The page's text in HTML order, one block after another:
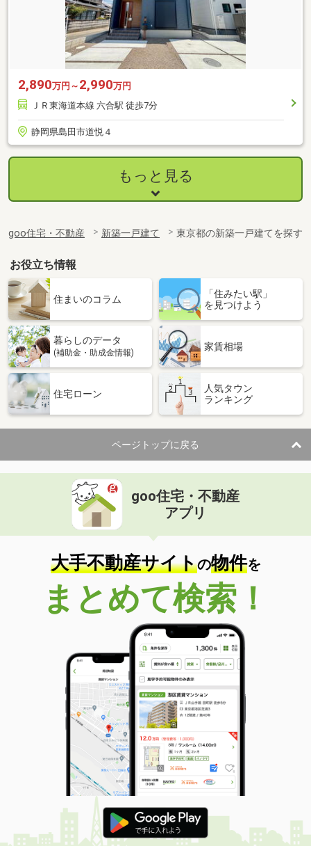
2,890万円～ 2,990万円
ＪＲ東海道本線 六合駅 徒歩7分
静岡県島田市道悦４
もっと見る
goo住宅・不動産 新築一戸建て 東京都の新築一戸建てを探す
お役立ち情報
住まいのコラム
「住みたい駅」
を見つけよう
暮らしのデータ
(補助金・助成金情報)
家賃相場
住宅ローン
人気タウン
ランキング
ページトップに戻る
goo住宅・不動産
アプリ
大手不動産サイトの物件を
まとめて検索！